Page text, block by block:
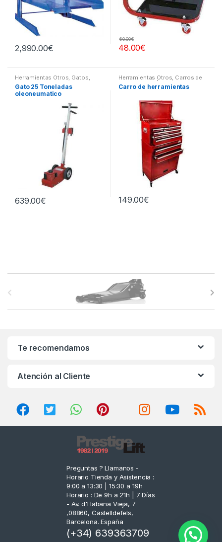
2,990.00€ 48.00€
60.00€
Herramientas Otros, Gatos,
Soportes y Hidraulica
Gato 25 Toneladas
oleoneumatico
639.00€
Herramientas Otros, Carros de
Herramientas | Bancos
Carro de herramientas
149.00€
Te recomendamos
Atención al Cliente
Preguntas ? Llamanos -
Horario Tienda y Asistencia :
9:00 a 13:30 | 15:30 a 19h
Horario : De 9h a 21h | 7 Días
- Av. d'Habana Vieja, 7
,08860, Castelldefels,
Barcelona. España
(+34) 639363709